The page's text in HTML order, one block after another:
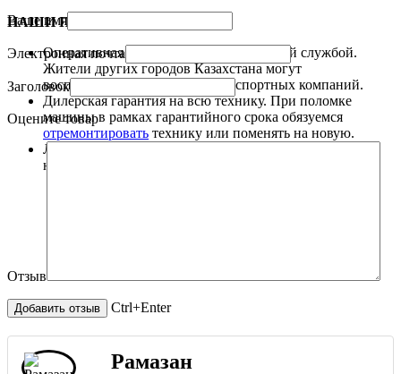
НАШИ ПРЕИМУЩЕСТВА.
Оперативная
товара курьерской службой.
Жители других городов Казахстана могут
воспользоваться услугами транспортных компаний.
Дилерская гарантия на всю технику. При поломке
машины в рамках гарантийного срока обязуемся
отремонтировать технику или поменять на новую.
Любые способы
наложенный платеж.
Ваше имя
Электронная почта
Заголовок
Оцените товар
Отзыв
Ctrl+Enter
Рамазан